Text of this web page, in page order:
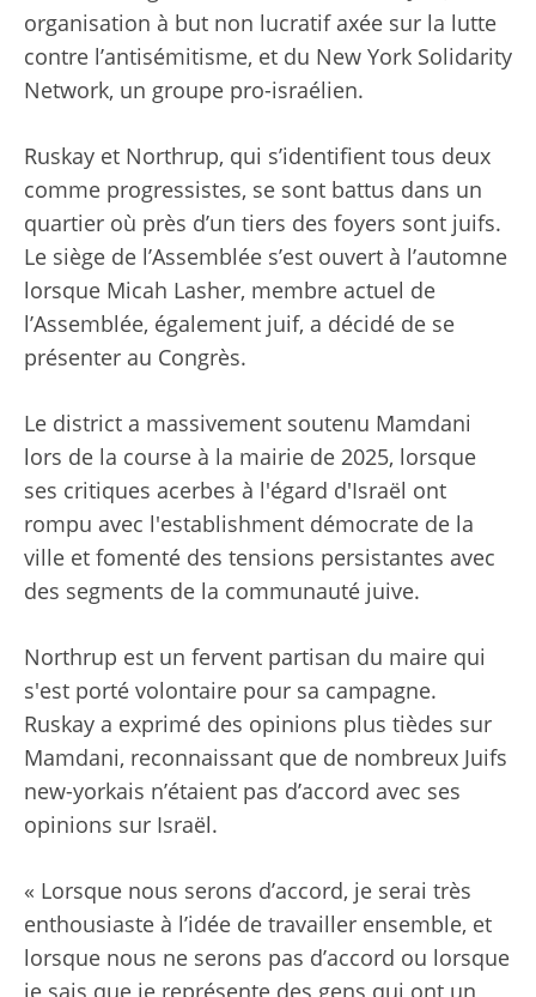
organisation à but non lucratif axée sur la lutte
contre l’antisémitisme, et du New York Solidarity
Network, un groupe pro-israélien.
Ruskay et Northrup, qui s’identifient tous deux
comme progressistes, se sont battus dans un
quartier où près d’un tiers des foyers sont juifs.
Le siège de l’Assemblée s’est ouvert à l’automne
lorsque Micah Lasher, membre actuel de
l’Assemblée, également juif, a décidé de se
présenter au Congrès.
Le district a massivement soutenu Mamdani
lors de la course à la mairie de 2025, lorsque
ses critiques acerbes à l'égard d'Israël ont
rompu avec l'establishment démocrate de la
ville et fomenté des tensions persistantes avec
des segments de la communauté juive.
Northrup est un fervent partisan du maire qui
s'est porté volontaire pour sa campagne.
Ruskay a exprimé des opinions plus tièdes sur
Mamdani, reconnaissant que de nombreux Juifs
new-yorkais n’étaient pas d’accord avec ses
opinions sur Israël.
« Lorsque nous serons d’accord, je serai très
enthousiaste à l’idée de travailler ensemble, et
lorsque nous ne serons pas d’accord ou lorsque